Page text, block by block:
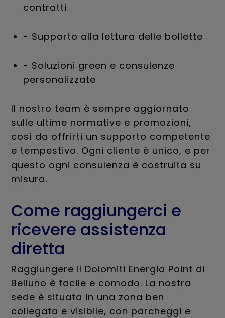
contratti
- Supporto alla lettura delle bollette
- Soluzioni green e consulenze
personalizzate
Il nostro team è sempre aggiornato
sulle ultime normative e promozioni,
così da offrirti un supporto competente
e tempestivo. Ogni cliente è unico, e per
questo ogni consulenza è costruita su
misura.
Come raggiungerci e
ricevere assistenza
diretta
Raggiungere il Dolomiti Energia Point di
Belluno è facile e comodo. La nostra
sede è situata in una zona ben
collegata e visibile, con parcheggi e